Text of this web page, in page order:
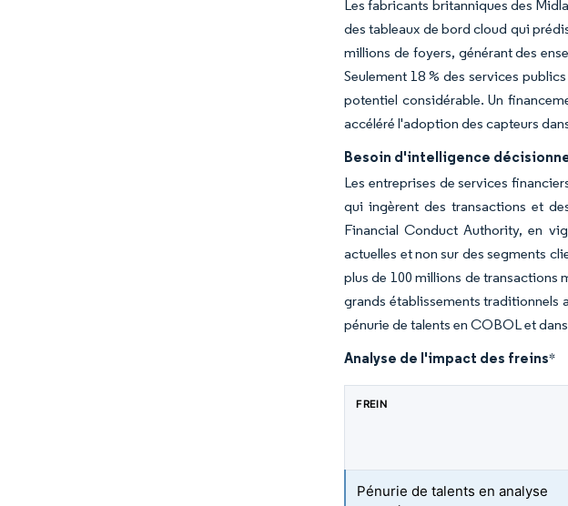
Les fabricants britanniques des
des tableaux de bord cloud qui
millions de foyers, générant des
Seulement 18 % des services
potentiel considérable. Un
accéléré l'adoption des capteurs
Besoin d'intelligence
Les entreprises de services
qui ingèrent des transactions et
Financial Conduct Authority, en
actuelles et non sur des segments
plus de 100 millions de transactions
grands établissements traditionnels
pénurie de talents en COBOL et
Analyse de l'impact des freins*
FREIN
Pénurie de talents en analyse